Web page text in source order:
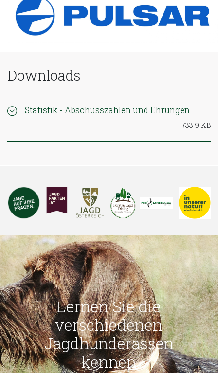
Downloads
Statistik - Abschusszahlen und Ehrungen
733.9 KB
Lernen Sie die
verschiedenen
Jagdhunderassen
kennen